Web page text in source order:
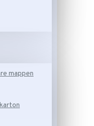
mappen